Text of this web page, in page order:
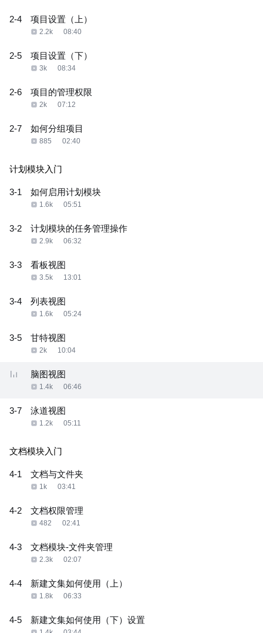
2-4 项目设置（上）
2.2k 08:40
2-5 项目设置（下）
3k 08:34
2-6 项目的管理权限
2k 07:12
2-7 如何分组项目
885 02:40
计划模块入门
3-1 如何启用计划模块
1.6k 05:51
3-2 计划模块的任务管理操作
2.9k 06:32
3-3 看板视图
3.5k 13:01
3-4 列表视图
1.6k 05:24
3-5 甘特视图
2k 10:04
脑图视图
1.4k 06:46
3-7 泳道视图
1.2k 05:11
文档模块入门
4-1 文档与文件夹
1k 03:41
4-2 文档权限管理
482 02:41
4-3 文档模块-文件夹管理
2.3k 02:07
4-4 新建文集如何使用（上）
1.8k 06:33
4-5 新建文集如何使用（下）设置